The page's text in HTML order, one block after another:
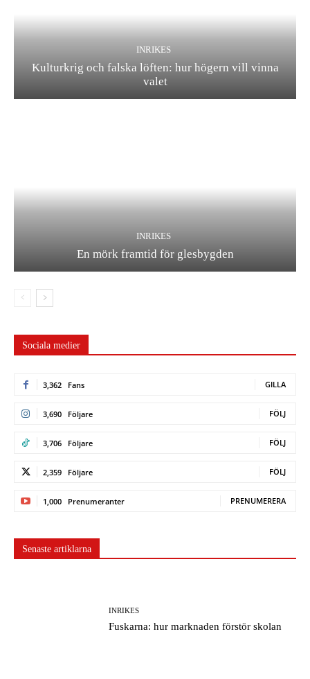
INRIKES
Kulturkrig och falska löften: hur högern vill vinna
valet
INRIKES
En mörk framtid för glesbygden
Sociala medier
3,362 Fans GILLA
3,690 Följare FÖLJ
3,706 Följare FÖLJ
2,359 Följare FÖLJ
1,000 Prenumeranter PRENUMERERA
Senaste artiklarna
INRIKES
Fuskarna: hur marknaden förstör skolan